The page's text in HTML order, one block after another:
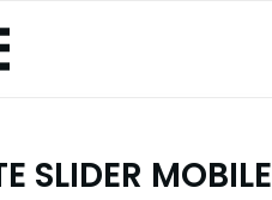
SLIDER MOBILE